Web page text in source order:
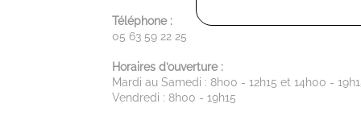
Téléphone :
05 63 59 22 25
Horaires d’ouverture :
Mardi au Samedi : 8h00 - 12h15 et 14h00 -
Vendredi : 8h00 - 19h15